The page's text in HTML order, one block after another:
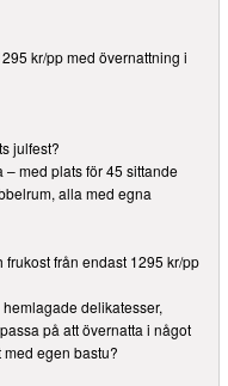
kr/pp med övernattning i
julfest?
– med plats för 45 sittande
alla med egna
från endast 1295 kr/pp
delikatesser,
på att övernatta i något
egen bastu?